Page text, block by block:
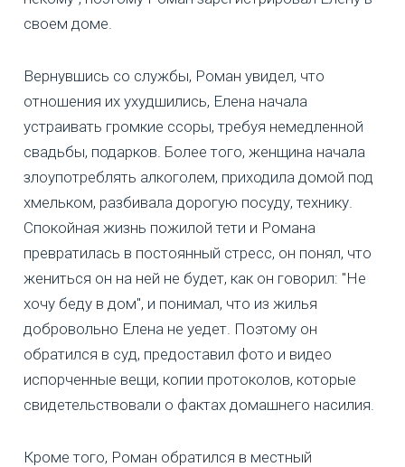
своем доме.
Вернувшись со службы, Роман увидел, что
отношения их ухудшились, Елена начала
устраивать громкие ссоры, требуя немедленной
свадьбы, подарков. Более того, женщина начала
злоупотреблять алкоголем, приходила домой под
хмельком, разбивала дорогую посуду, технику.
Спокойная жизнь пожилой тети и Романа
превратилась в постоянный стресс, он понял, что
жениться он на ней не будет, как он говорил: "Не
хочу беду в дом", и понимал, что из жилья
добровольно Елена не уедет. Поэтому он
обратился в суд, предоставил фото и видео
испорченные вещи, копии протоколов, которые
свидетельствовали о фактах домашнего насилия.
Кроме того, Роман обратился в местный